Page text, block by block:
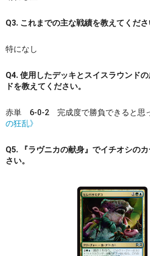
Q3. これまでの主な戦績を教えてくださ
特になし
Q4. 使用したデッキとスイスラウンド
ドを教えてください。
赤単 6-0-2 完成度で勝負できると思
の狂乱》
Q5. 『ラヴニカの献身』でイチオシの
さい。